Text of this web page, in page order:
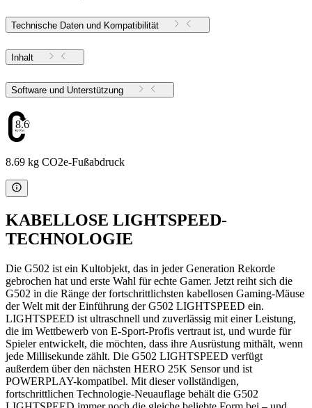
Technische Daten und Kompatibilität
Inhalt
Software und Unterstützung
8.69
8.69 kg CO2e-Fußabdruck
KABELLOSE LIGHTSPEED-
TECHNOLOGIE
Die G502 ist ein Kultobjekt, das in jeder Generation Rekorde
gebrochen hat und erste Wahl für echte Gamer. Jetzt reiht sich die
G502 in die Ränge der fortschrittlichsten kabellosen Gaming-Mäuse
der Welt mit der Einführung der G502 LIGHTSPEED ein.
LIGHTSPEED ist ultraschnell und zuverlässig mit einer Leistung,
die im Wettbewerb von E-Sport-Profis vertraut ist, und wurde für
Spieler entwickelt, die möchten, dass ihre Ausrüstung mithält, wenn
jede Millisekunde zählt. Die G502 LIGHTSPEED verfügt
außerdem über den nächsten HERO 25K Sensor und ist
POWERPLAY-kompatibel. Mit dieser vollständigen,
fortschrittlichen Technologie-Neuauflage behält die G502